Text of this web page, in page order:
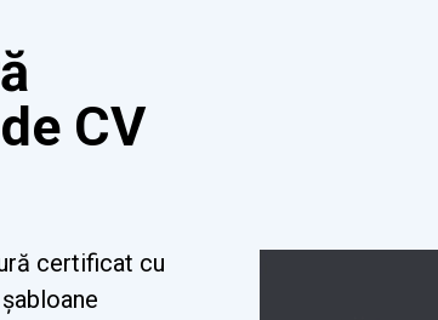
CV
certificat cu